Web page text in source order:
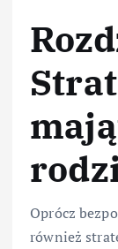
Oprócz
również